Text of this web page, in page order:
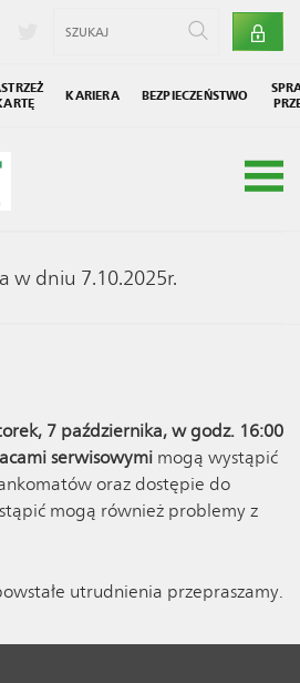
KARIERA BEZPIECZEŃSTWO
w dniu 7.10.2025r.
7 października, w godz. 16:00
serwisowymi mogą wystąpić
oraz dostępie do
mogą również problemy z
utrudnienia przepraszamy.